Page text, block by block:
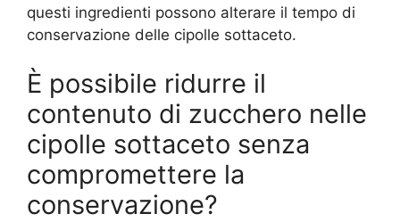
questi ingredienti possono alterare il tempo di
conservazione delle cipolle sottaceto.
È possibile ridurre il
contenuto di zucchero nelle
cipolle sottaceto senza
compromettere la
conservazione?